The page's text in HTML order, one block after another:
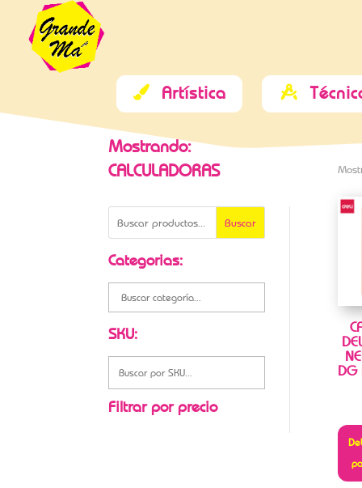
 Artística 
Mostrando:
CALCULADORAS
Buscar
Categorias:
SKU:
Filtrar por precio
DG